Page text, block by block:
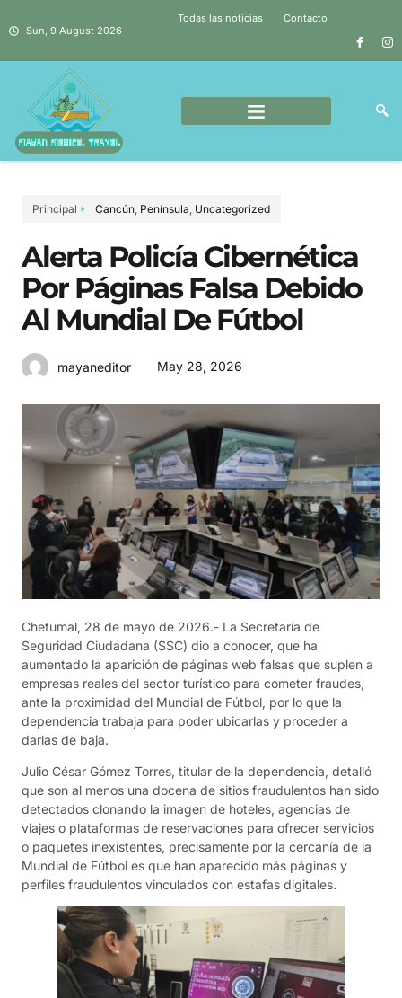
Sun, 9 August 2026
Todas las noticias Contacto
Principal Cancún, Península, Uncategorized
Alerta Policía Cibernética
Por Páginas Falsa Debido
Al Mundial De Fútbol
mayaneditor May 28, 2026
Chetumal, 28 de mayo de 2026.- La Secretaría de
Seguridad Ciudadana (SSC) dio a conocer, que ha
aumentado la aparición de páginas web falsas que suplen a
empresas reales del sector turístico para cometer fraudes,
ante la proximidad del Mundial de Fútbol, por lo que la
dependencia trabaja para poder ubicarlas y proceder a
darlas de baja.
Julio César Gómez Torres, titular de la dependencia, detalló
que son al menos una docena de sitios fraudulentos han sido
detectados clonando la imagen de hoteles, agencias de
viajes o plataformas de reservaciones para ofrecer servicios
o paquetes inexistentes, precisamente por la cercanía de la
Mundial de Fútbol es que han aparecido más páginas y
perfiles fraudulentos vinculados con estafas digitales.